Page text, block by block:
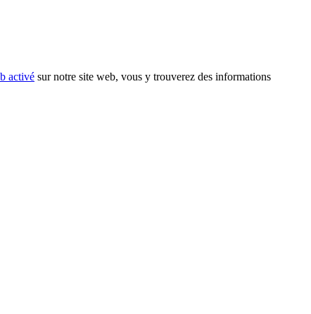
activé sur notre site web, vous y trouverez des informations